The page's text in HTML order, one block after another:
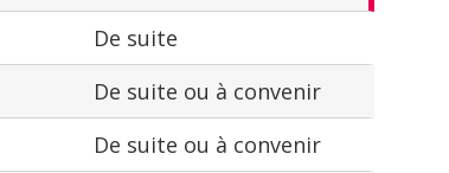
De suite
De suite ou à convenir
De suite ou à convenir